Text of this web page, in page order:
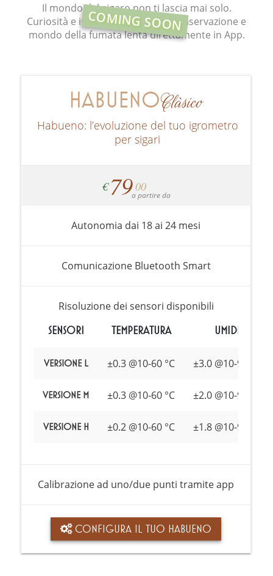
Il mondo del sigaro non ti lascia mai solo.
Curiosità e informazioni utili su conservazione e
mondo della fumata lenta direttamente in App.
COMING SOON
HABUENOClàsico
Habueno: l’evoluzione del tuo igrometro
per sigari
€ 7900
a partire da
Autonomia dai 18 ai 24 mesi
Comunicazione Bluetooth Smart
Risoluzione dei sensori disponibili
SENSORI TEMPERATURA UMIDITÀ
Versione L ±0.3 @10-60 °C ±3.0 @10-90% RH
Versione M ±0.3 @10-60 °C ±2.0 @10-90% RH
Versione H ±0.2 @10-60 °C ±1.8 @10-90% RH
Calibrazione ad uno/due punti tramite app
CONFIGURA IL TUO HABUENO